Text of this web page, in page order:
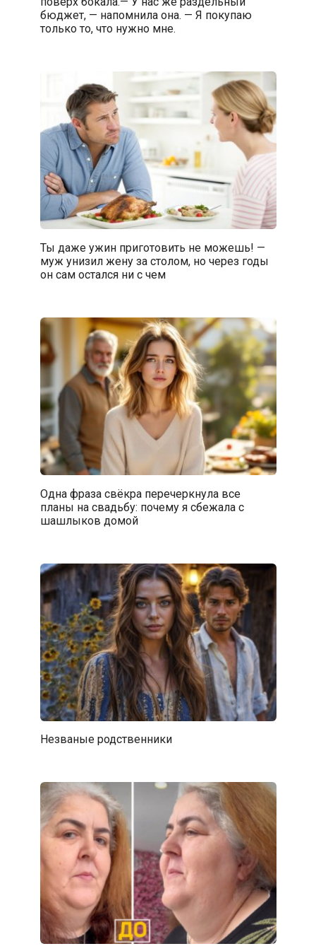
бюджет, — напомнила она. — Я покупаю
только то, что нужно мне.
Ты даже ужин приготовить не можешь! —
муж унизил жену за столом, но через годы
он сам остался ни с чем
Одна фраза свёкра перечеркнула все
планы на свадьбу: почему я сбежала с
шашлыков домой
Незваные родственники